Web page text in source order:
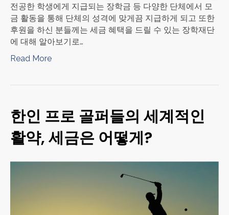
전공한 학생에게 지급되는 장학금 등 다양한 단체에서 모
금 활동을 통해 단체의 성격에 맞게끔 지급하게 되고 또한
후원을 하신 분들께는 세금 혜택을 드릴 수 있는 장학재단
에 대해 알아보기로…
Read More
한인 프로 골퍼들의 세계적인
활약, 세금은 어떻게?